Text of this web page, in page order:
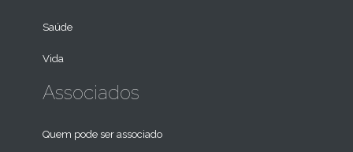
Saúde
Vida
Associados
Quem pode ser associado